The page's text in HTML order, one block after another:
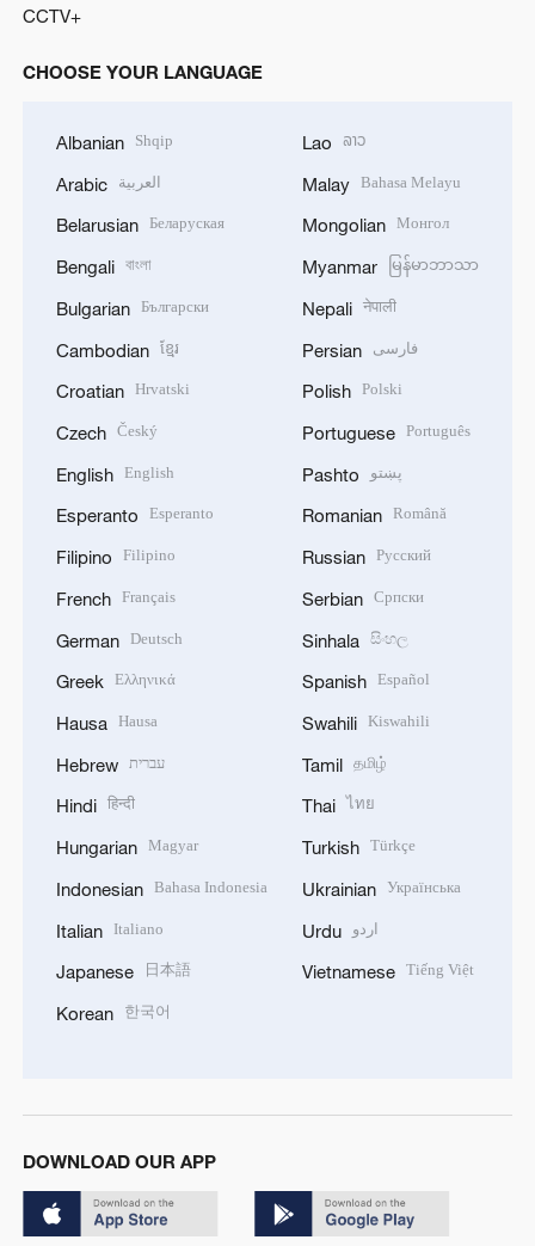
CCTV+
CHOOSE YOUR LANGUAGE
Albanian Shqip
Arabic العربية
Belarusian Беларуская
Bengali বাংলা
Bulgarian Български
Cambodian ខ្មែរ
Croatian Hrvatski
Czech Český
English English
Esperanto Esperanto
Filipino Filipino
French Français
German Deutsch
Greek Ελληνικά
Hausa Hausa
Hebrew עברית
Hindi हिन्दी
Hungarian Magyar
Indonesian Bahasa Indonesia
Italian Italiano
Japanese 日本語
Korean 한국어
Lao ລາວ
Malay Bahasa Melayu
Mongolian Монгол
Myanmar မြန်မာဘာသာ
Nepali नेपाली
Persian فارسی
Polish Polski
Portuguese Português
Pashto پښتو
Romanian Română
Russian Русский
Serbian Српски
Sinhala සිංහල
Spanish Español
Swahili Kiswahili
Tamil தமிழ்
Thai ไทย
Turkish Türkçe
Ukrainian Українська
Urdu اردو
Vietnamese Tiếng Việt
DOWNLOAD OUR APP